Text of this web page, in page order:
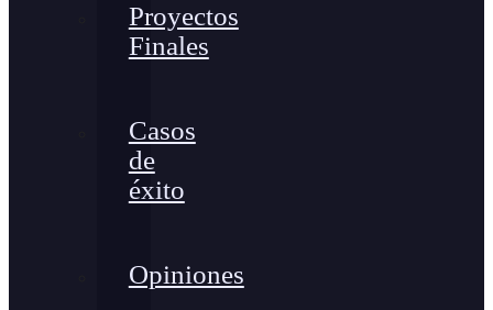
Proyectos
Finales
Casos
de
éxito
Opiniones